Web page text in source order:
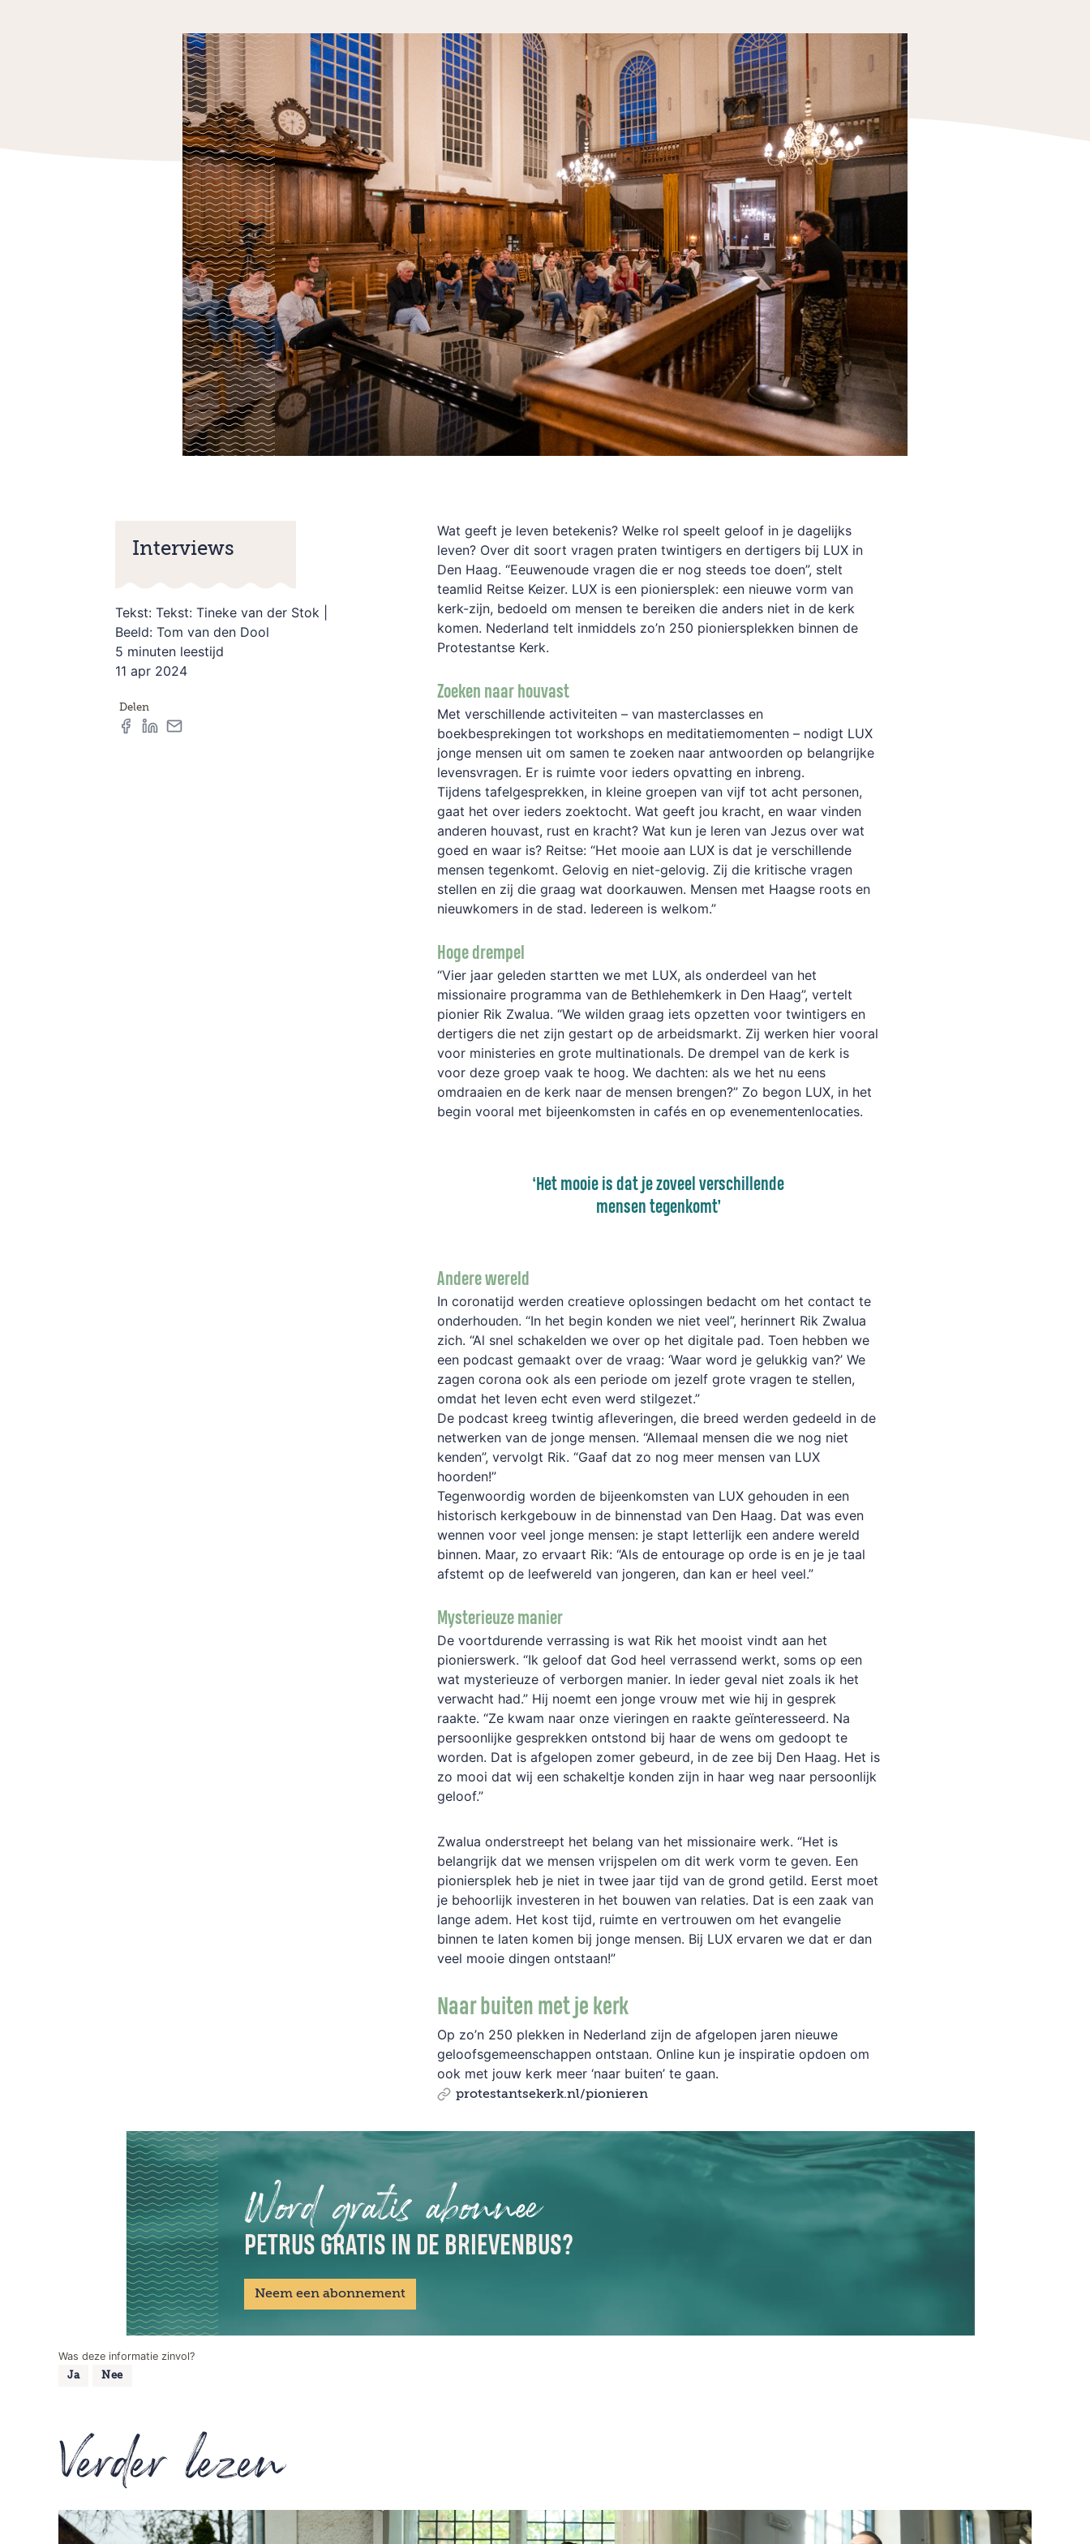
Wat geeft je leven betekenis? Welke rol speelt geloof in je dagelijks
leven? Over dit soort vragen praten twintigers en dertigers bij LUX in
Den Haag. “Eeuwenoude vragen die er nog steeds toe doen”, stelt
teamlid Reitse Keizer. LUX is een pioniersplek: een nieuwe vorm van
kerk-zijn, bedoeld om mensen te bereiken die anders niet in de kerk
komen. Nederland telt inmiddels zo’n 250 pioniersplekken binnen de
Protestantse Kerk.
Zoeken naar houvast
Met verschillende activiteiten – van masterclasses en
boekbesprekingen tot workshops en meditatiemomenten – nodigt LUX
jonge mensen uit om samen te zoeken naar antwoorden op belangrijke
levensvragen. Er is ruimte voor ieders opvatting en inbreng.
Tijdens tafelgesprekken, in kleine groepen van vijf tot acht personen,
gaat het over ieders zoektocht. Wat geeft jou kracht, en waar vinden
anderen houvast, rust en kracht? Wat kun je leren van Jezus over wat
goed en waar is? Reitse: “Het mooie aan LUX is dat je verschillende
mensen tegenkomt. Gelovig en niet-gelovig. Zij die kritische vragen
stellen en zij die graag wat doorkauwen. Mensen met Haagse roots en
nieuwkomers in de stad. Iedereen is welkom.”
Hoge drempel
“Vier jaar geleden startten we met LUX, als onderdeel van het
missionaire programma van de Bethlehemkerk in Den Haag”, vertelt
pionier Rik Zwalua. “We wilden graag iets opzetten voor twintigers en
dertigers die net zijn gestart op de arbeidsmarkt. Zij werken hier vooral
voor ministeries en grote multinationals. De drempel van de kerk is
voor deze groep vaak te hoog. We dachten: als we het nu eens
omdraaien en de kerk naar de mensen brengen?” Zo begon LUX, in het
begin vooral met bijeenkomsten in cafés en op evenementenlocaties.
‘Het mooie is dat je zoveel verschillende
mensen tegenkomt’
Andere wereld
In coronatijd werden creatieve oplossingen bedacht om het contact te
onderhouden. “In het begin konden we niet veel”, herinnert Rik Zwalua
zich. “Al snel schakelden we over op het digitale pad. Toen hebben we
een podcast gemaakt over de vraag: ‘Waar word je gelukkig van?’ We
zagen corona ook als een periode om jezelf grote vragen te stellen,
omdat het leven echt even werd stilgezet.”
De podcast kreeg twintig afleveringen, die breed werden gedeeld in de
netwerken van de jonge mensen. “Allemaal mensen die we nog niet
kenden”, vervolgt Rik. “Gaaf dat zo nog meer mensen van LUX
hoorden!”
Tegenwoordig worden de bijeenkomsten van LUX gehouden in een
historisch kerkgebouw in de binnenstad van Den Haag. Dat was even
wennen voor veel jonge mensen: je stapt letterlijk een andere wereld
binnen. Maar, zo ervaart Rik: “Als de entourage op orde is en je je taal
afstemt op de leefwereld van jongeren, dan kan er heel veel.”
Mysterieuze manier
De voortdurende verrassing is wat Rik het mooist vindt aan het
pionierswerk. “Ik geloof dat God heel verrassend werkt, soms op een
wat mysterieuze of verborgen manier. In ieder geval niet zoals ik het
verwacht had.” Hij noemt een jonge vrouw met wie hij in gesprek
raakte. “Ze kwam naar onze vieringen en raakte geïnteresseerd. Na
persoonlijke gesprekken ontstond bij haar de wens om gedoopt te
worden. Dat is afgelopen zomer gebeurd, in de zee bij Den Haag. Het is
zo mooi dat wij een schakeltje konden zijn in haar weg naar persoonlijk
geloof.”
Zwalua onderstreept het belang van het missionaire werk. “Het is
belangrijk dat we mensen vrijspelen om dit werk vorm te geven. Een
pioniersplek heb je niet in twee jaar tijd van de grond getild. Eerst moet
je behoorlijk investeren in het bouwen van relaties. Dat is een zaak van
lange adem. Het kost tijd, ruimte en vertrouwen om het evangelie
binnen te laten komen bij jonge mensen. Bij LUX ervaren we dat er dan
veel mooie dingen ontstaan!”
Naar buiten met je kerk
Op zo’n 250 plekken in Nederland zijn de afgelopen jaren nieuwe
geloofsgemeenschappen ontstaan. Online kun je inspiratie opdoen om
ook met jouw kerk meer ‘naar buiten’ te gaan.
protestantsekerk.nl/pionieren
Word gratis abonnee
PETRUS GRATIS IN DE BRIEVENBUS?
Neem een abonnement
Interviews
Tekst: Tekst: Tineke van der Stok |
Beeld: Tom van den Dool
5 minuten leestijd
11 apr 2024
Delen
Was deze informatie zinvol?
Ja Nee
Verder lezen